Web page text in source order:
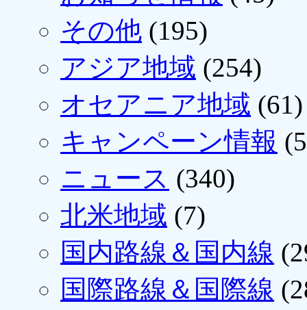
その他 (195)
アジア地域 (254)
オセアニア地域 (61)
キャンペーン情報
ニュース (340)
北米地域 (7)
国内路線＆国内線
国際路線＆国際線